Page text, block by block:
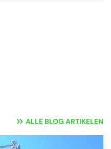
ALLE BLOG ARTIKELEN